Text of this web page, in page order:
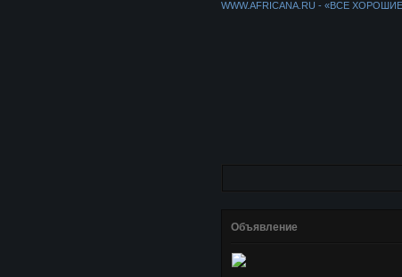
WWW.AFRICANA.RU - «ВСЕ
Объявление